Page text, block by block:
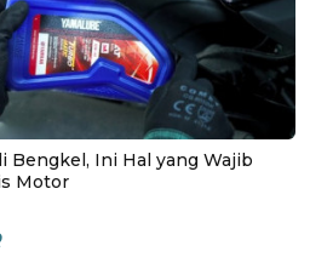
Bengkel, Ini Hal yang Wajib
Motor